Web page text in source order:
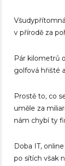
v přírodě za
Pár kilometrů
golfová hřišté
Prostě to, co
uměle za
nám chybí ty
Doba IT,
po sítích však